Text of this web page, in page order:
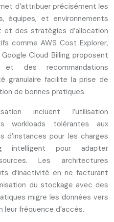
d’attribuer précisément les
équipes, et environnements
des stratégies d’allocation
comme AWS Cost Explorer,
Cloud Billing proposent
des recommandations
granulaire facilite la prise de
de bonnes pratiques.
incluent l’utilisation
workloads tolérantes aux
d’instances pour les charges
intelligent pour adapter
Les architectures
d’inactivité en ne facturant
du stockage avec des
migre les données vers
fréquence d’accès.